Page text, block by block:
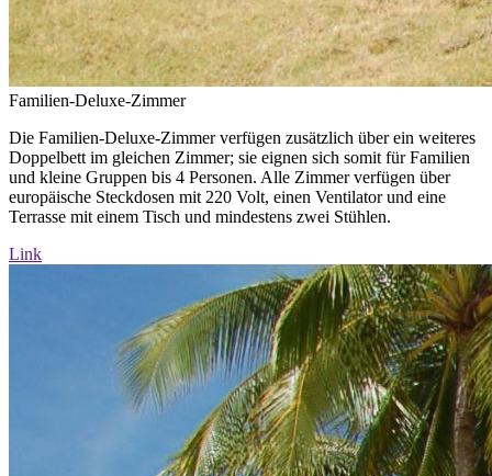
Familien-Deluxe-Zimmer
Die Familien-Deluxe-Zimmer verfügen zusätzlich über ein weiteres
Doppelbett im gleichen Zimmer; sie eignen sich somit für Familien
und kleine Gruppen bis 4 Personen. Alle Zimmer verfügen über
europäische Steckdosen mit 220 Volt, einen Ventilator und eine
Terrasse mit einem Tisch und mindestens zwei Stühlen.
Link